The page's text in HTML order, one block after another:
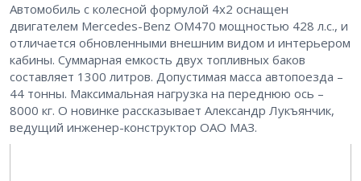
Автомобиль с колесной формулой 4х2 оснащен
двигателем Mercedes-Benz OM470 мощностью 428 л.с., и
отличается обновленными внешним видом и интерьером
кабины. Суммарная емкость двух топливных баков
составляет 1300 литров. Допустимая масса автопоезда –
44 тонны. Максимальная нагрузка на переднюю ось –
8000 кг. О новинке рассказывает Александр Лукъянчик,
ведущий инженер-конструктор ОАО МАЗ.